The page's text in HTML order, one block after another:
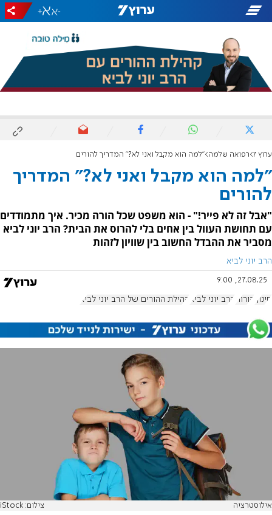
-
+
ערוץ 7 רפואה שלמה "למה הוא מקבל ואני לא?" המדריך להורים
"למה הוא מקבל ואני לא?" המדריך
להורים
"אבל זה לא פייר!" - הוא משפט שכל הורה מכיר. איך מתמודדים
עם תחושת העוול בין אחים בלי להרוס את הבית? הרב יוני לביא
מסביר את ההבדל החשוב בין שוויון לזהות
הרב יוני לביא
27.08.25, 9:00
חינוך הורות הרב יוני לביא קהילת ההורים של הרב יוני לביא
אילוסטרציה צילום: iStock